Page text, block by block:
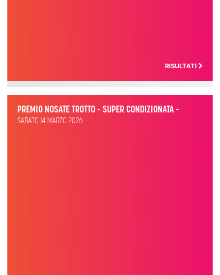
RISULTATI
PREMIO NOSATE TROTTO – SUPER CONDIZIONATA –
SABATO 14 MARZO 2026